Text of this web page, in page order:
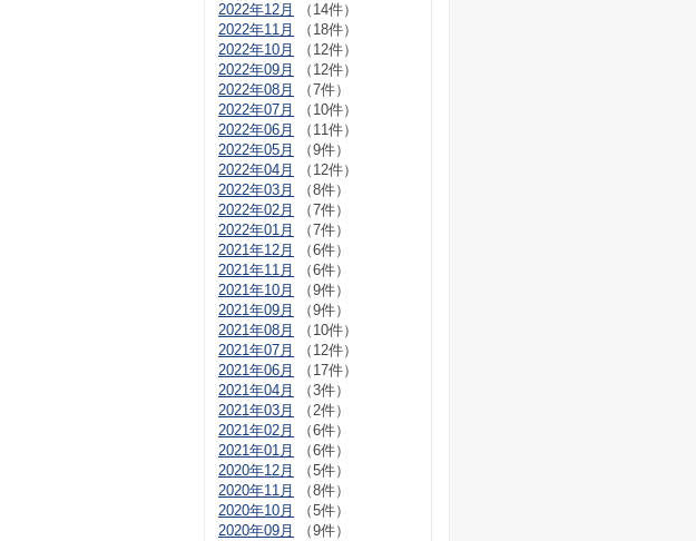
2022年12月
（14件）
2022年11月
（18件）
2022年10月
（12件）
2022年09月
（12件）
2022年08月
（7件）
2022年07月
（10件）
2022年06月
（11件）
2022年05月
（9件）
2022年04月
（12件）
2022年03月
（8件）
2022年02月
（7件）
2022年01月
（7件）
2021年12月
（6件）
2021年11月
（6件）
2021年10月
（9件）
2021年09月
（9件）
2021年08月
（10件）
2021年07月
（12件）
2021年06月
（17件）
2021年04月
（3件）
2021年03月
（2件）
2021年02月
（6件）
2021年01月
（6件）
2020年12月
（5件）
2020年11月
（8件）
2020年10月
（5件）
2020年09月
（9件）